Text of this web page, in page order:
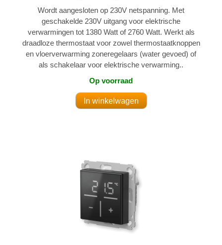
Wordt aangesloten op 230V netspanning. Met
geschakelde 230V uitgang voor elektrische
verwarmingen tot 1380 Watt of 2760 Watt. Werkt als
draadloze thermostaat voor zowel thermostaatknoppen
en vloerverwarming zoneregelaars (water gevoed) of
als schakelaar voor elektrische verwarming..
Op voorraad